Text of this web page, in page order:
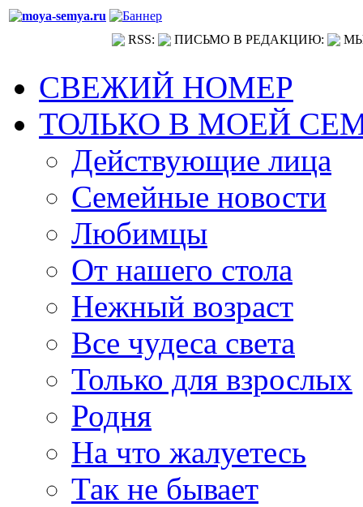
RSS: ПИСЬМО В РЕДАКЦИЮ:
СВЕЖИЙ НОМЕР
ТОЛЬКО В МОЕЙ
Действующие лица
Семейные новости
Любимцы
От нашего стола
Нежный возраст
Все чудеса света
Только для взрослых
Родня
На что жалуетесь
Так не бывает